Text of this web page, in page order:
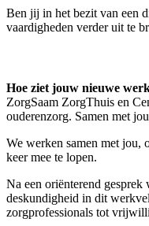
Ben jij in het bezit van een
vaardigheden verder uit te
Hoe ziet jouw nieuwe
ZorgSaam ZorgThuis en
ouderenzorg. Samen met
We werken samen met jou,
keer mee te lopen.
Na een oriënterend
deskundigheid in dit
zorgprofessionals tot